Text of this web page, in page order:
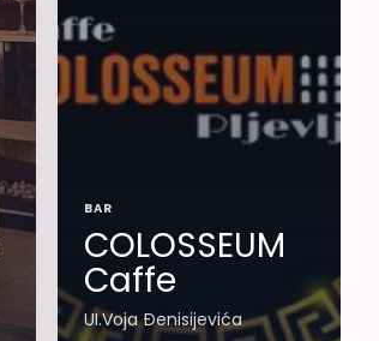
BAR
COLOSSEUM
Caffe
UI.Voja Đenisijevića